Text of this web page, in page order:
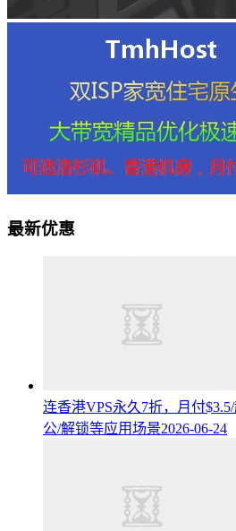
最新优惠
连香港VPS永久7折，月付
公/解锁等应用场景2026-06-24